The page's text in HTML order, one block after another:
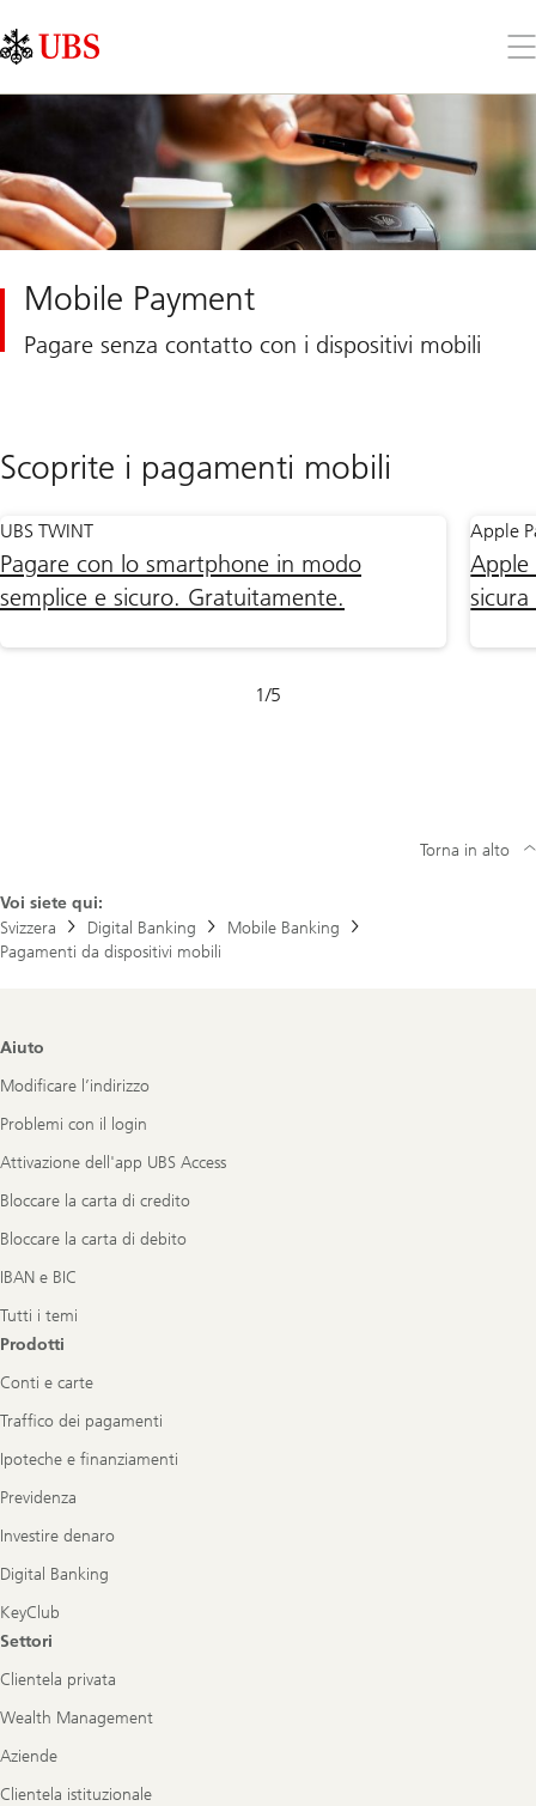
Links
Area
il
Mobile Payment
Pagare senza contatto con i dispositivi mobili
Scoprite i pagamenti mobili
UBS TWINT
Pagare con lo smartphone in modo
semplice e sicuro. Gratuitamente.
Apple
Apple
1/5
1-
Voi siete qui:
Svizzera
Digital Banking
Mobile Banking
Pagamenti da dispositivi mobili
Torna in alto
Footer
Aiuto
Modificare l’indirizzo
Problemi con il login
Attivazione dell'app UBS Access
Bloccare la carta di credito
Bloccare la carta di debito
IBAN e BIC
Tutti i temi
Prodotti
Conti e carte
Traffico dei pagamenti
Ipoteche e finanziamenti
Previdenza
Investire denaro
Digital Banking
KeyClub
Settori
Clientela privata
Wealth Management
Aziende
Clientela istituzionale